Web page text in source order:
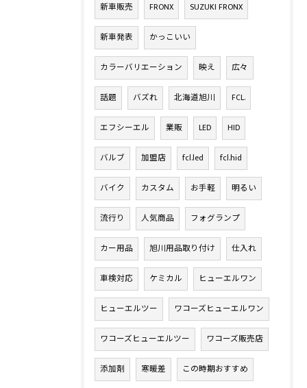
新車販売 FRONX SUZUKI FRONX
新車発表 かっこいい
カラーバリエーション 映え 広々
話題 バズれ 北海道旭川 FCL.
エフシーエル 業販 LED HID
バルブ 加盟店 fcl.led fcl.hid
バイク カスタム お手軽 明るい
流行り 人気商品 フォグランプ
カー用品 旭川用品取り付け 仕入れ
車検対応 ケミカル ヒューエルワン
ヒューエルツー ワコーズヒューエルワン
ワコーズヒューエルツー ワコーズ販売店
添加剤 寒暖差 この時期おすすめ